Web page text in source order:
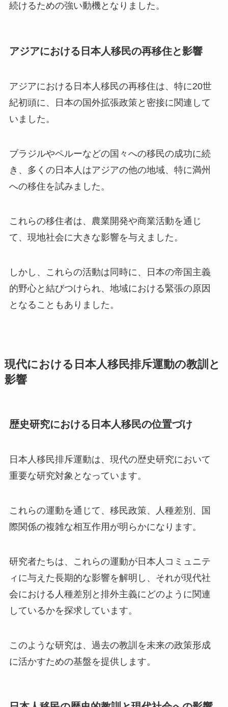
続けるための強い動機となりました。
アジアにおける日本人移民の再移住と影響
アジアにおける日本人移民の再移住は、特に20世
紀初頭に、日本の国外拡張政策と密接に関連して
いました。
ブラジルやペルーなどの国々への移民の成功に続
き、多くの日本人はアジアの他の地域、特に満州
への移住を試みました。
これらの移住者は、農業開発や商業活動を通じ
て、現地社会に大きな影響を与えました。
しかし、これらの活動は同時に、日本の帝国主義
的野心と結びつけられ、地域における緊張の原因
となることもありました。
現代における日本人移民排斥運動の教訓と
影響
歴史研究における日本人移民の位置づけ
日本人移民排斥運動は、現代の歴史研究において
重要な研究対象となっています。
これらの運動を通じて、移民政策、人種差別、国
際関係の複雑な相互作用が明らかになります。
研究者たちは、これらの運動が日本人コミュニテ
ィに与えた長期的な影響を解明し、それが現代社
会における人種差別と排外主義にどのように関連
しているかを探求しています。
このような研究は、過去の教訓を未来の政策形成
に活かすための基盤を提供します。